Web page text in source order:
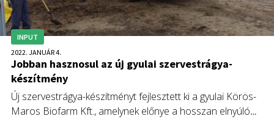
INPUT
2022. JANUÁR 4.
Jobban hasznosul az új gyulai szervestrágya-
készítmény
Új szervestrágya-készítményt fejlesztett ki a gyulai Körös-
Maros Biofarm Kft., amelynek előnye a hosszan elnyúló